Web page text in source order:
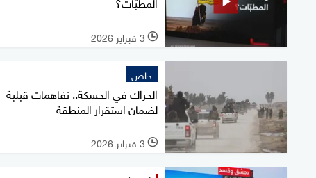
l 3 فبراير 2026
خاص
الحراك في الحسكة.. تفاهمات قبلية
لضمان استقرار المنطقة
l 3 فبراير 2026